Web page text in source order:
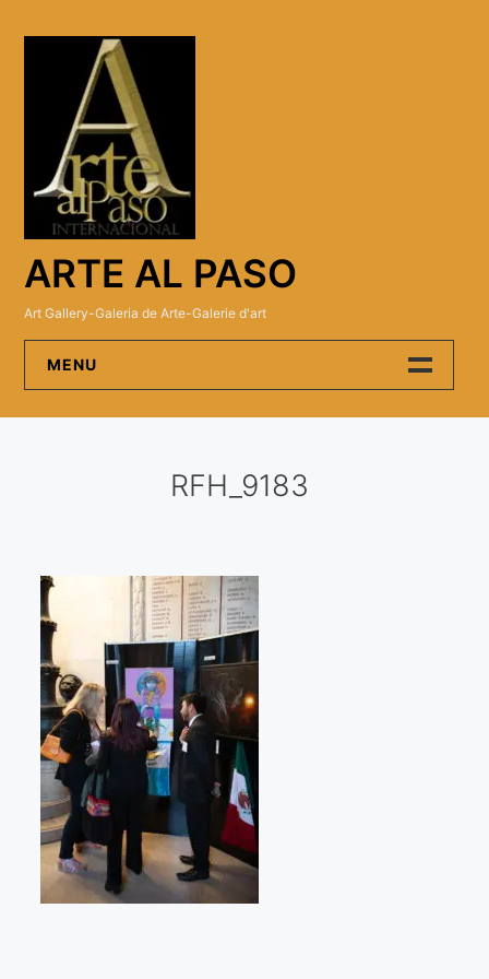
ARTE AL PASO
Art Gallery-Galeria de Arte-Galerie d'art
MENU
Visitas a los ateliers o talleres de artistas
Presse
Qué dicen de nosotros?
Aviso legal
Política de cookies
Expositions
Bruit de gommettes Paris 2025
RFH_9183